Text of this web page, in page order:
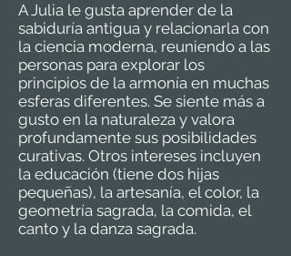
A Julia le gusta aprender de la
sabiduría antigua y relacionarla con
la ciencia moderna, reuniendo a las
personas para explorar los
principios de la armonía en muchas
esferas diferentes. Se siente más a
gusto en la naturaleza y valora
profundamente sus posibilidades
curativas. Otros intereses incluyen
la educación (tiene dos hijas
pequeñas), la artesanía, el color, la
geometría sagrada, la comida, el
canto y la danza sagrada.